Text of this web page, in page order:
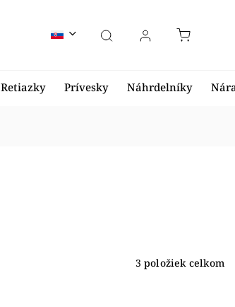
Retiazky Prívesky Náhrdelníky
3 položiek celkom